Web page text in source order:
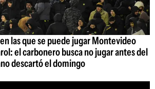
las que se puede jugar Montevideo
el carbonero busca no jugar antes del
descartó el domingo